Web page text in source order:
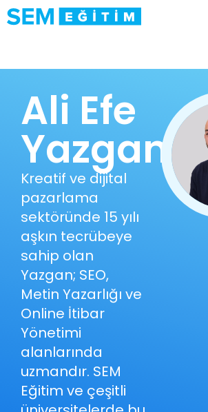
Ali Efe
Yazgan
Kreatif ve dijital
pazarlama
sektöründe 15 yılı
aşkın tecrübeye
sahip olan
Yazgan; SEO,
Metin Yazarlığı ve
Online İtibar
Yönetimi
alanlarında
uzmandır. SEM
Eğitim ve çeşitli